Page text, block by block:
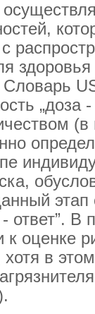
„доза
(в
этап
ответ”. В
оценке
в